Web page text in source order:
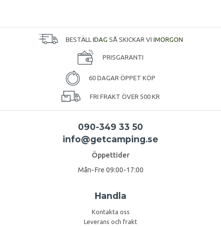
BESTÄLL IDAG SÅ SKICKAR VI IMORGON
PRISGARANTI
60 DAGAR ÖPPET KÖP
FRI FRAKT ÖVER 500 KR
090-349 33 50
info@getcamping.se
Öppettider
Mån-Fre 09:00-17:00
Handla
Kontakta oss
Leverans och frakt